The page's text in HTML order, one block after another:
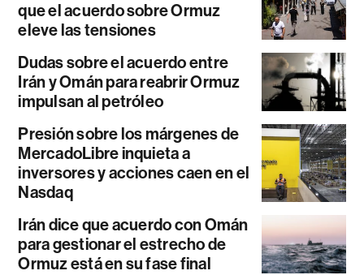
que el acuerdo sobre Ormuz
eleve las tensiones
Dudas sobre el acuerdo entre
Irán y Omán para reabrir Ormuz
impulsan al petróleo
Presión sobre los márgenes de
MercadoLibre inquieta a
inversores y acciones caen en el
Nasdaq
Irán dice que acuerdo con Omán
para gestionar el estrecho de
Ormuz está en su fase final